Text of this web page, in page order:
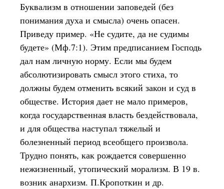
Буквализм в отношении заповедей (без
понимания духа и смысла) очень опасен.
Приведу пример. «Не судите, да не судимы
будете» (Мф.7:1). Этим предписанием Господь
дал нам личную норму. Если мы будем
абсолютизировать смысл этого стиха, то
должны будем отменить всякий закон и суд в
обществе. История дает не мало примеров,
когда государственная власть бездействовала,
и для общества наступал тяжелый и
болезненный период всеобщего произвола.
Трудно понять, как рождается совершенно
нежизненный, утопический морализм. В 19 в.
возник анархизм. П.Кропоткин и др.